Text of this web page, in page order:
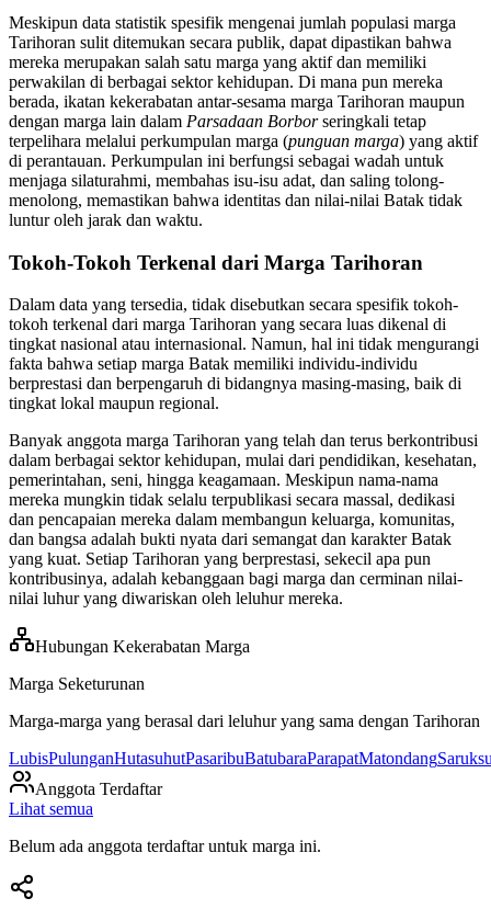
Meskipun data statistik spesifik mengenai jumlah populasi marga
Tarihoran sulit ditemukan secara publik, dapat dipastikan bahwa
mereka merupakan salah satu marga yang aktif dan memiliki
perwakilan di berbagai sektor kehidupan. Di mana pun mereka
berada, ikatan kekerabatan antar-sesama marga Tarihoran maupun
dengan marga lain dalam Parsadaan Borborseringkali tetap
terpelihara melalui perkumpulan marga (punguan marga) yang aktif
di perantauan. Perkumpulan ini berfungsi sebagai wadah untuk
menjaga silaturahmi, membahas isu-isu adat, dan saling tolong-
menolong, memastikan bahwa identitas dan nilai-nilai Batak tidak
luntur oleh jarak dan waktu.
Tokoh-Tokoh Terkenal dari Marga Tarihoran
Dalam data yang tersedia, tidak disebutkan secara spesifik tokoh-
tokoh terkenal dari marga Tarihoran yang secara luas dikenal di
tingkat nasional atau internasional. Namun, hal ini tidak mengurangi
fakta bahwa setiap marga Batak memiliki individu-individu
berprestasi dan berpengaruh di bidangnya masing-masing, baik di
tingkat lokal maupun regional.
Banyak anggota marga Tarihoran yang telah dan terus berkontribusi
dalam berbagai sektor kehidupan, mulai dari pendidikan, kesehatan,
pemerintahan, seni, hingga keagamaan. Meskipun nama-nama
mereka mungkin tidak selalu terpublikasi secara massal, dedikasi
dan pencapaian mereka dalam membangun keluarga, komunitas,
dan bangsa adalah bukti nyata dari semangat dan karakter Batak
yang kuat. Setiap Tarihoran yang berprestasi, sekecil apa pun
kontribusinya, adalah kebanggaan bagi marga dan cerminan nilai-
nilai luhur yang diwariskan oleh leluhur mereka.
Hubungan Kekerabatan Marga
Marga Seketurunan
Marga-marga yang berasal dari leluhur yang sama dengan Tarihoran
LubisPulunganHutasuhutPasaribuBatubaraParapatMatondang
Anggota Terdaftar
Lihat semua
Belum ada anggota terdaftar untuk marga ini.